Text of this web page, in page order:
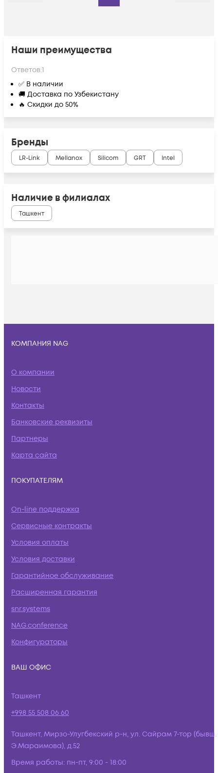
Наши преимущества
Ответов:1
✅ В наличии
🚚 Доставка по Узбекистану
🔥 Скидки до 50%
Бренды
LR-Link Mellanox Silicom GRT Intel
Наличие в филиалах
Ташкент
КОМПАНИЯ NAG
О компании
Новости
Контакты
Банковские реквизиты
Партнеры
Карта сайта
ПОКУПАТЕЛЯМ
On-line поддержка
Сервисные контракты
Условия оплаты
Условия доставки
Гарантийное обслуживание
Расширенная гарантия
snr.systems
NAG.conference
Конфигураторы
ВАШ ОФИС
Ташкент
+998 55 508 06 60
Ташкент, Мирзо-Улугбекский р-н, ул. Сайрам 7-тор (бывш.
Э.Мараимова), д.52
Время работы: пн-пт, 9:00 - 18:00